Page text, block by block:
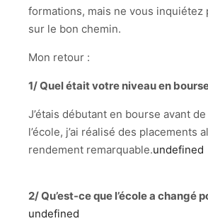
formations, mais ne vous inquiétez
sur le bon chemin.
Mon retour :
1/ Quel était votre niveau en
J’étais débutant en bourse avant
l’école, j’ai réalisé des placements
rendement remarquable.undefined
2/ Qu’est-ce que l’école a changé
undefined